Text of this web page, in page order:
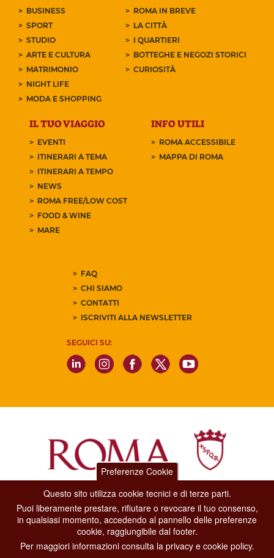
BUSINESS
SPORT
STUDIO
ARTE E CULTURA
MATRIMONIO
NIGHT LIFE
MODA E SHOPPING
ROMA IN BREVE
LA CITTÀ
I QUARTIERI
BOTTEGHE E NEGOZI STORICI
CURIOSITÀ
IL TUO VIAGGIO
EVENTI
ITINERARI A TEMA
ITINERARI A TEMPO
NEWS
ROMA FREE/LOW COST
FOOD & WINE
MARE
INFO UTILI
ROMA ACCESSIBILE
MAPPA DI ROMA
FAQ
CHI SIAMO
CONTATTI
ISCRIVITI ALLA NEWSLETTER
SEGUICI SU:
Dipartimento Grandi Eventi, Sport, Turismo e Moda.
Via di San Basilio, 51
00187 Roma
Preferenze Cookie
Questo sito utilizza cookie tecnici e di terze parti.
Puoi liberamente prestare, rifiutare o revocare il tuo consenso,
in qualsiasi momento, accedendo al pannello delle preferenze
cookie, raggiungibile dal footer.
Per maggiori informazioni consulta la privacy e cookie policy.